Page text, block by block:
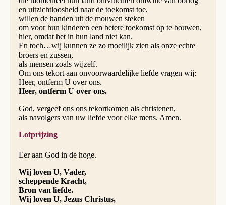
en uitzichtloosheid naar de toekomst toe,
willen de handen uit de mouwen steken
om voor hun kinderen een betere toekomst op te bouwen,
hier, omdat het in hun land niet kan.
En toch…wij kunnen ze zo moeilijk zien als onze echte
broers en zussen,
als mensen zoals wijzelf.
Om ons tekort aan onvoorwaardelijke liefde vragen wij:
Heer, ontferm U over ons.
Heer, ontferm U over ons.
God, vergeef ons ons tekortkomen als christenen,
als navolgers van uw liefde voor elke mens. Amen.
Lofprijzing
Eer aan God in de hoge.
Wij loven U, Vader,
scheppende Kracht,
Bron van liefde.
Wij loven U, Jezus Christus,